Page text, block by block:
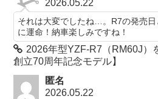
2026.05.22
それは大変でしたね…。R7の発売日
に運命！納車楽しみですね！
2026年型YZF-R7（RM60J）
創立70周年記念モデル】
匿名
2026.05.22